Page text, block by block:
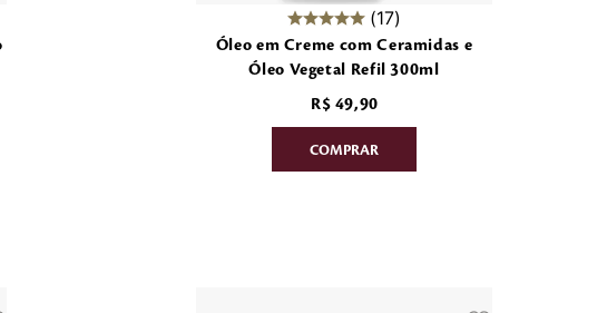
17
Óleo em Creme com Ceramidas e
Óleo Vegetal Refil 300ml
R$ 49,90